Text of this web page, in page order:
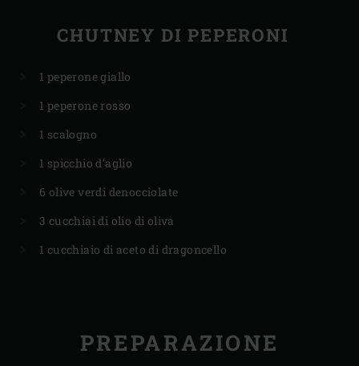
CHUTNEY DI PEPERONI
1 peperone giallo
1 peperone rosso
1 scalogno
1 spicchio d’aglio
6 olive verdi denocciolate
3 cucchiai di olio di oliva
1 cucchiaio di aceto di dragoncello
PREPARAZIONE